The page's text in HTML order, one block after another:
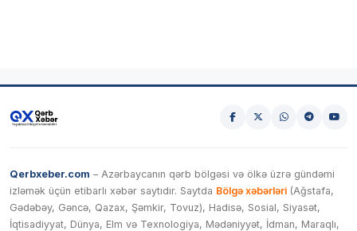
Qerbxeber.com – Azərbaycanın qərb bölgəsi və ölkə üzrə gündəmi
izləmək üçün etibarlı xəbər saytıdır. Saytda Bölgə xəbərləri (Ağstafa,
Gədəbəy, Gəncə, Qazax, Şəmkir, Tovuz), Hadisə, Sosial, Siyasət,
İqtisadiyyat, Dünya, Elm və Texnologiya, Mədəniyyət, İdman, Maraqlı,